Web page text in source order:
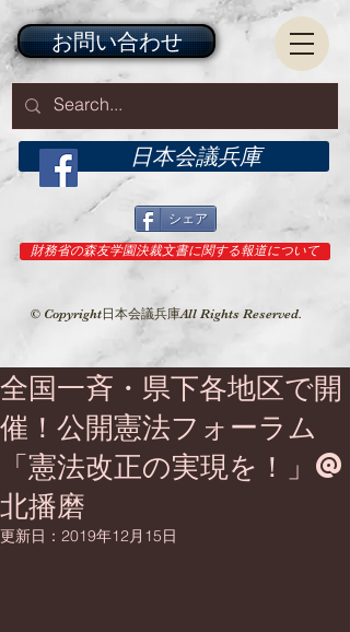
日本会議兵庫
© Copyright日本会議兵庫All Rights Reserved.
シェア
お問い合わせ
財務省の森友学園決裁文書に関する報道について
全国一斉・県下各地区で開
催！公開憲法フォーラム
「憲法改正の実現を！」@
北播磨
更新日： 2019年12月15日